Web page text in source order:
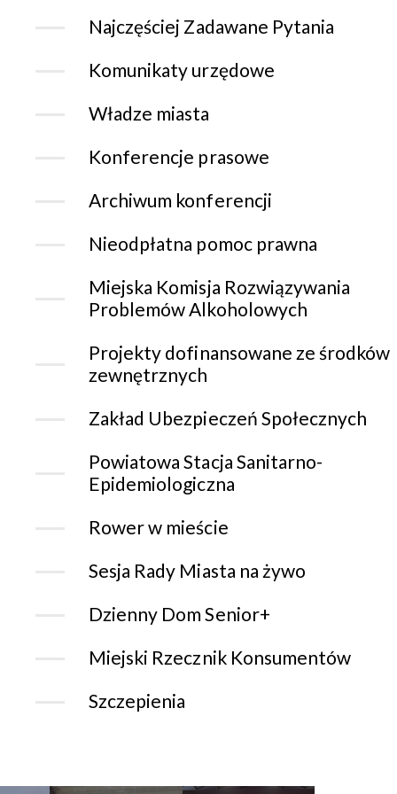
Najczęściej Zadawane Pytania
Komunikaty urzędowe
Władze miasta
Konferencje prasowe
Archiwum konferencji
Nieodpłatna pomoc prawna
Miejska Komisja Rozwiązywania
Problemów Alkoholowych
Projekty dofinansowane ze środków
zewnętrznych
Zakład Ubezpieczeń Społecznych
Powiatowa Stacja Sanitarno-
Epidemiologiczna
Rower w mieście
Sesja Rady Miasta na żywo
Dzienny Dom Senior+
Miejski Rzecznik Konsumentów
Szczepienia